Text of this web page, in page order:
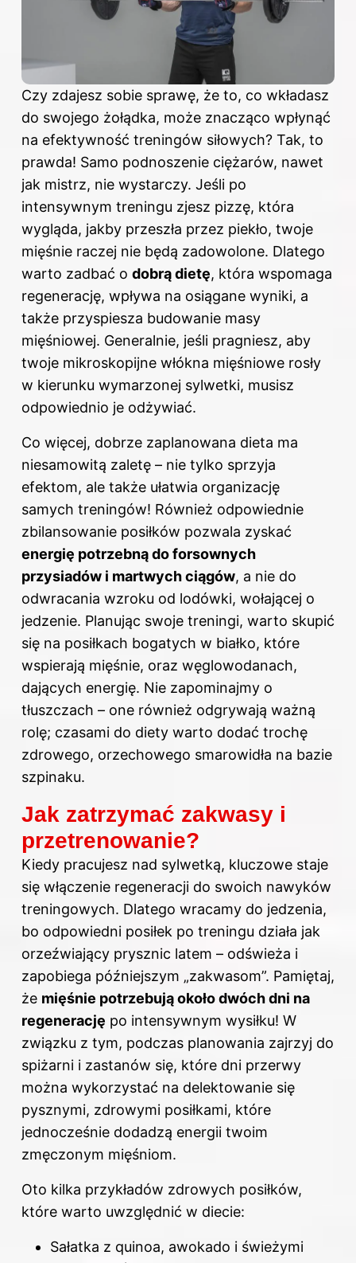
Czy zdajesz sobie sprawę, że to, co wkładasz
do swojego żołądka, może znacząco wpłynąć
na efektywność treningów siłowych? Tak, to
prawda! Samo podnoszenie ciężarów, nawet
jak mistrz, nie wystarczy. Jeśli po
intensywnym treningu zjesz pizzę, która
wygląda, jakby przeszła przez piekło, twoje
mięśnie raczej nie będą zadowolone. Dlatego
warto zadbać o dobrą dietę, która wspomaga
regenerację, wpływa na osiągane wyniki, a
także przyspiesza budowanie masy
mięśniowej. Generalnie, jeśli pragniesz, aby
twoje mikroskopijne włókna mięśniowe rosły
w kierunku wymarzonej sylwetki, musisz
odpowiednio je odżywiać.
Co więcej, dobrze zaplanowana dieta ma
niesamowitą zaletę – nie tylko sprzyja
efektom, ale także ułatwia organizację
samych treningów! Również odpowiednie
zbilansowanie posiłków pozwala zyskać
energię potrzebną do forsownych
przysiadów i martwych ciągów, a nie do
odwracania wzroku od lodówki, wołającej o
jedzenie. Planując swoje treningi, warto skupić
się na posiłkach bogatych w białko, które
wspierają mięśnie, oraz węglowodanach,
dających energię. Nie zapominajmy o
tłuszczach – one również odgrywają ważną
rolę; czasami do diety warto dodać trochę
zdrowego, orzechowego smarowidła na bazie
szpinaku.
Jak zatrzymać zakwasy i
przetrenowanie?
Kiedy pracujesz nad sylwetką, kluczowe staje
się włączenie regeneracji do swoich nawyków
treningowych. Dlatego wracamy do jedzenia,
bo odpowiedni posiłek po treningu działa jak
orzeźwiający prysznic latem – odświeża i
zapobiega późniejszym „zakwasom”. Pamiętaj,
że mięśnie potrzebują około dwóch dni na
regenerację po intensywnym wysiłku! W
związku z tym, podczas planowania zajrzyj do
spiżarni i zastanów się, które dni przerwy
można wykorzystać na delektowanie się
pysznymi, zdrowymi posiłkami, które
jednocześnie dodadzą energii twoim
zmęczonym mięśniom.
Oto kilka przykładów zdrowych posiłków,
które warto uwzględnić w diecie:
Sałatka z quinoa, awokado i świeżymi